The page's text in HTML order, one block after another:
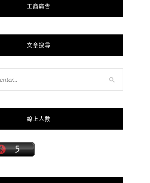
工商廣告
文章搜尋
線上人數